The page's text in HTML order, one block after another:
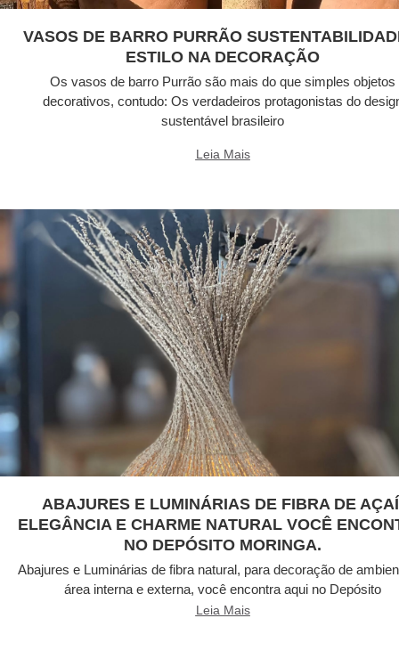
VASOS DE BARRO PURRÃO
ESTILO NA DECORAÇÃO
Os vasos de barro Purrão são mais do que simples objetos
decorativos, contudo: Os verdadeiros protagonistas do
sustentável brasileiro
Leia Mais
ABAJURES E LUMINÁRIAS DE FIBRA DE
ELEGÂNCIA E CHARME NATURAL VOCÊ
NO DEPÓSITO MORINGA.
Abajures e Luminárias de fibra natural, para decoração de
área interna e externa, você encontra aqui no Depósito
Leia Mais